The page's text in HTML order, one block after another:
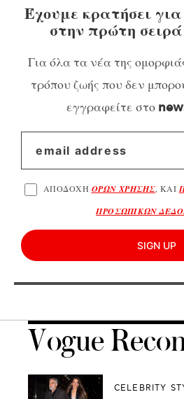
Έχουμε κρατήσει
στην πρώτη
Για όλα τα νέα της
τρόπου ζωής που δεν
εγγραφείτε στο
ΑΠΟΔΟΧΗ ΟΡΩΝ ΧΡΗΣΗΣ, ΚΑΙ
ΠΡΟΣΩΠΙΚΩΝ
SIGN UP
Vogue
CELEBRITY